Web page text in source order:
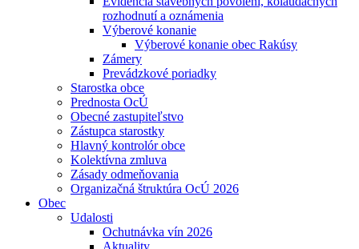
rozhodnutí a oznámenia
Výberové konanie
Výberové konanie obec Rakúsy
Zámery
Prevádzkové poriadky
Starostka obce
Prednosta OcÚ
Obecné zastupiteľstvo
Zástupca starostky
Hlavný kontrolór obce
Kolektívna zmluva
Zásady odmeňovania
Organizačná štruktúra OcÚ 2026
Obec
Udalosti
Ochutnávka vín 2026
Aktuality